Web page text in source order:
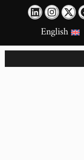
English